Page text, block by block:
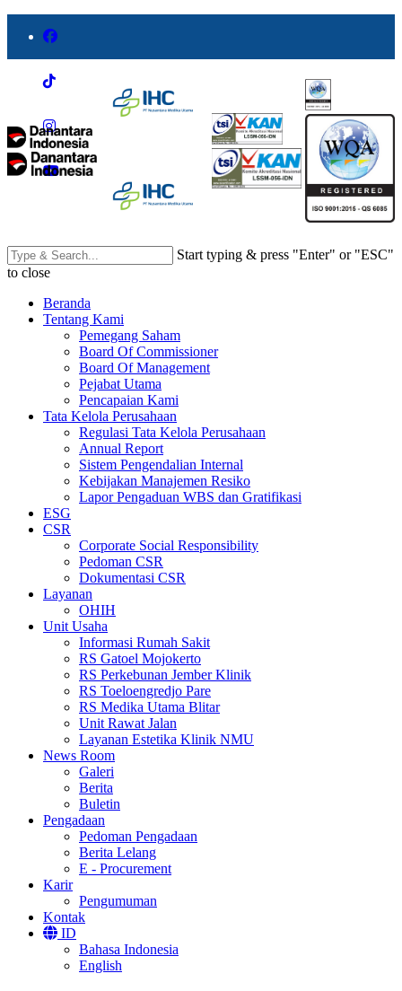
Start typing & press "Enter" or "ESC"
to close
Beranda
Tentang Kami
Pemegang Saham
Board Of Commissioner
Board Of Management
Pejabat Utama
Pencapaian Kami
Tata Kelola Perusahaan
Regulasi Tata Kelola Perusahaan
Annual Report
Sistem Pengendalian Internal
Kebijakan Manajemen Resiko
Lapor Pengaduan WBS dan Gratifikasi
ESG
CSR
Corporate Social Responsibility
Pedoman CSR
Dokumentasi CSR
Layanan
OHIH
Unit Usaha
Informasi Rumah Sakit
RS Gatoel Mojokerto
RS Perkebunan Jember Klinik
RS Toeloengredjo Pare
RS Medika Utama Blitar
Unit Rawat Jalan
Layanan Estetika Klinik NMU
News Room
Galeri
Berita
Buletin
Pengadaan
Pedoman Pengadaan
Berita Lelang
E - Procurement
Karir
Pengumuman
Kontak
ID
Bahasa Indonesia
English